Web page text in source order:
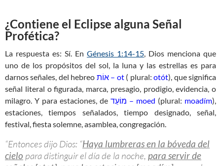
¿Contiene el Eclipse alguna Señal
Profética?
La respuesta es: Sí. En Génesis 1:14-15, Dios menciona que
uno de los propósitos del sol, la luna y las estrellas es para
darnos señales, del hebreo
אוֹת – ot( plural:otót), que significa
señal literal o figurada, marca, presagio, prodigio, evidencia, o
milagro. Y para estaciones, de
מוֹעֵד – moed (plural: moadím),
estaciones, tiempos señalados, tiempo designado, señal,
festival, fiesta solemne, asamblea, congregación.
“Entonces dijo Dios: “Haya lumbreras en la bóveda del
cielo para distinguir el día de la noche, para servir de